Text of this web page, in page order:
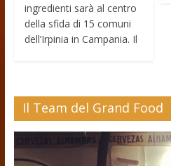
ingredienti sarà al centro
della sfida di 15 comuni
dell’Irpinia in Campania. Il
Il Team del Grand Food